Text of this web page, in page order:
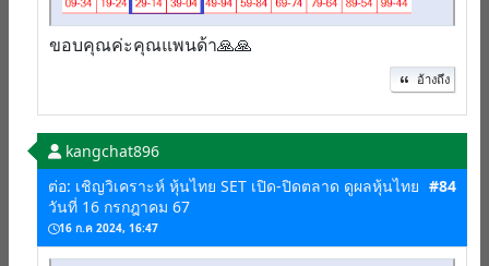
ขอบคุณค่ะคุณแพนด้า🙏🙏
อ้างถึง
kangchat896
ต่อ: เชิญวิเคราะห์ หุ้นไทย SET เปิด-ปิดตลาด ดูผลหุ้นไทย
วันที่ 16 กรกฎาคม 67
16 ก.ค 2024, 16:47
#84